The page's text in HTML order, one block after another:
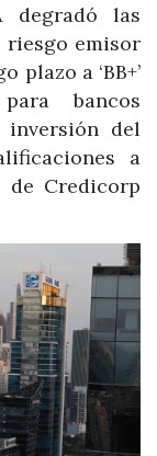
las
emisor
a ‘BB+’
bancos
del
a
de Credicorp